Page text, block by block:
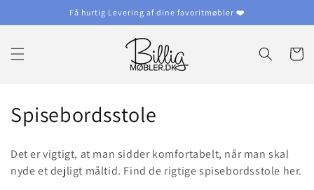
Få hurtig Levering af dine favoritmøbler ❤️
K
l
Spisebordsstole
Det er vigtigt, at man sidder komfortabelt, når man skal
nyde et dejligt måltid. Find de rigtige spisebordsstole her.